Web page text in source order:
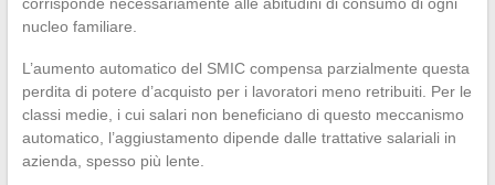
nucleo familiare.
L’aumento automatico del SMIC compensa parzialmente questa
perdita di potere d’acquisto per i lavoratori meno retribuiti. Per le
classi medie, i cui salari non beneficiano di questo meccanismo
automatico, l’aggiustamento dipende dalle trattative salariali in
azienda, spesso più lente.